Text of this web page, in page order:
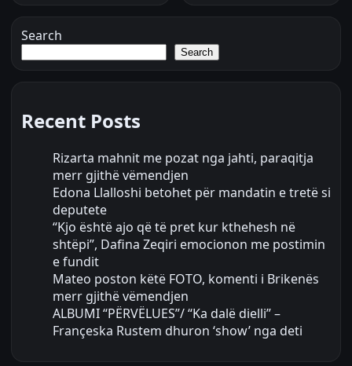
Search
Search
Recent Posts
Rizarta mahnit me pozat nga jahti, paraqitja
merr gjithë vëmendjen
Edona Llalloshi betohet për mandatin e tretë si
deputete
“Kjo është ajo që të pret kur kthehesh në
shtëpi”, Dafina Zeqiri emocionon me postimin
e fundit
Mateo poston këtë FOTO, komenti i Brikenës
merr gjithë vëmendjen
ALBUMI “PËRVËLUES”/ “Ka dalë dielli” –
Françeska Rustem dhuron ‘show’ nga deti